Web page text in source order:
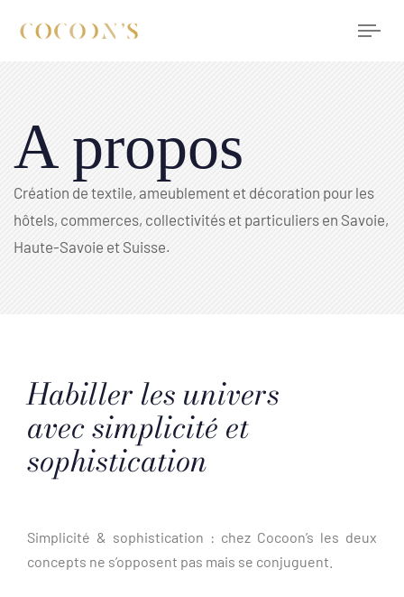
A propos
Création de textile, ameublement et décoration pour les
hôtels, commerces, collectivités et particuliers en Savoie,
Haute-Savoie et Suisse.
Habiller les univers
avec simplicité et
sophistication
Simplicité & sophistication : chez Cocoon’s les deux
concepts ne s’opposent pas mais se conjuguent.